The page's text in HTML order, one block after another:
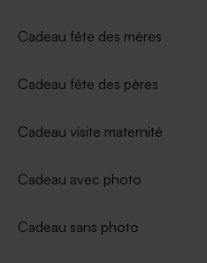
Cadeau fête des mères
Cadeau fête des pères
Cadeau visite maternité
Cadeau avec photo
Cadeau sans photo